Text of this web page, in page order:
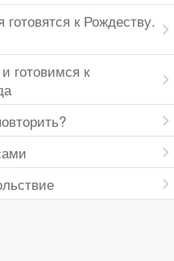
к Рождеству.
готовимся к